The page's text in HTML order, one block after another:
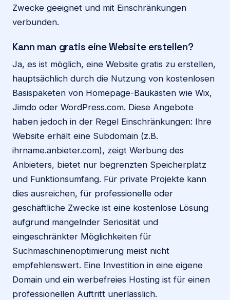
Zwecke geeignet und mit Einschränkungen
verbunden.
Kann man gratis eine Website erstellen?
Ja, es ist möglich, eine Website gratis zu erstellen,
hauptsächlich durch die Nutzung von kostenlosen
Basispaketen von Homepage-Baukästen wie Wix,
Jimdo oder WordPress.com. Diese Angebote
haben jedoch in der Regel Einschränkungen: Ihre
Website erhält eine Subdomain (z.B.
ihrname.anbieter.com), zeigt Werbung des
Anbieters, bietet nur begrenzten Speicherplatz
und Funktionsumfang. Für private Projekte kann
dies ausreichen, für professionelle oder
geschäftliche Zwecke ist eine kostenlose Lösung
aufgrund mangelnder Seriosität und
eingeschränkter Möglichkeiten für
Suchmaschinenoptimierung meist nicht
empfehlenswert. Eine Investition in eine eigene
Domain und ein werbefreies Hosting ist für einen
professionellen Auftritt unerlässlich.